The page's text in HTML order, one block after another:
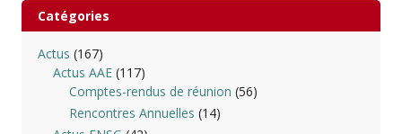
Catégories
Actus (167)
Actus AAE (117)
Comptes-rendus de réunion (56)
Rencontres Annuelles (14)